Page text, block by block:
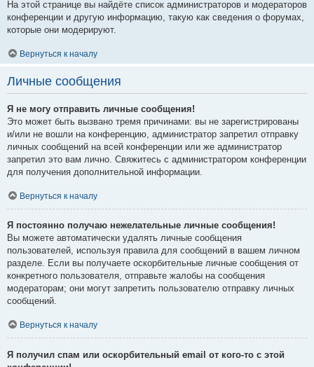
На этой странице вы найдёте список администраторов и модераторов
конференции и другую информацию, такую как сведения о форумах,
которые они модерируют.
Вернуться к началу
Личные сообщения
Я не могу отправить личные сообщения!
Это может быть вызвано тремя причинами: вы не зарегистрированы
и/или не вошли на конференцию, администратор запретил отправку
личных сообщений на всей конференции или же администратор
запретил это вам лично. Свяжитесь с администратором конференции
для получения дополнительной информации.
Вернуться к началу
Я постоянно получаю нежелательные личные сообщения!
Вы можете автоматически удалять личные сообщения
пользователей, используя правила для сообщений в вашем личном
разделе. Если вы получаете оскорбительные личные сообщения от
конкретного пользователя, отправьте жалобы на сообщения
модераторам; они могут запретить пользователю отправку личных
сообщений.
Вернуться к началу
Я получил спам или оскорбительный email от кого-то с этой